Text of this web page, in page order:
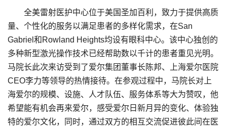
全美雷射医护中心位于美国圣加百利，致力于提供高质
量、个性化的服务以满足患者的多样化需求，在San
Gabriel和Rowland Heights均设有眼科中心。该中心独创的
多种新型激光操作技术已经帮助数以千计的患者重见光明。
马院长此次来访受到了爱尔集团董事长陈邦、上海爱尔医院
CEO李力等领导的热情接待。在参观过程中，马院长对上
海爱尔的规模、设施、人才队伍、服务体系等大为赞叹，他
希望能有机会再来爱尔，感受爱尔日新月异的变化、体验独
特的爱尔文化，同时，通过双方的相互交流促进彼此间在医